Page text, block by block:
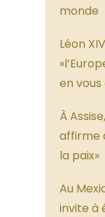
monde
Léon
en vous
À
affirme
la paix»
Au
invite à